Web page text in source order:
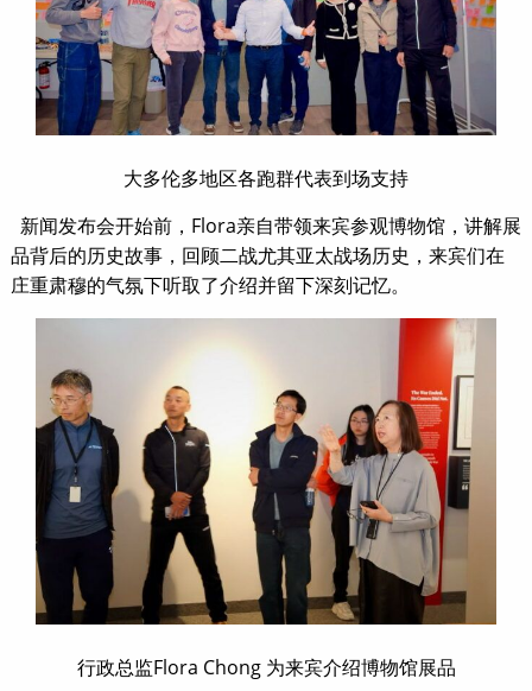
大多伦多地区各跑群代表到场支持
新闻发布会开始前，Flora亲自带领来宾参观博物馆，讲解展
品背后的历史故事，回顾二战尤其亚太战场历史，来宾们在
庄重肃穆的气氛下听取了介绍并留下深刻记忆。
行政总监Flora Chong 为来宾介绍博物馆展品